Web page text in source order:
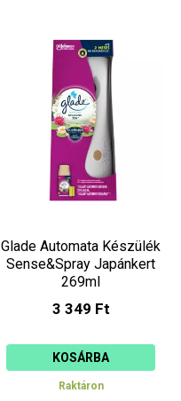
Glade Automata Készülék
Sense&Spray Japánkert
269ml
3 349 Ft
KOSÁRBA
Raktáron